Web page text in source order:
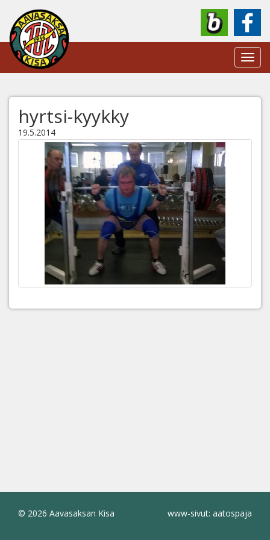
hyrtsi-kyykky
19.5.2014
© 2026 Aavasaksan Kisa www-sivut: aatospaja